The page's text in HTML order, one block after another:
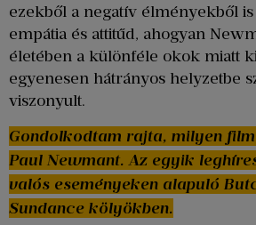
ezekből a negatív élményekből
empátia és attitűd, ahogyan
életében a különféle okok miatt
egyenesen hátrányos helyzetbe
viszonyult.
Gondolkodtam rajta, milyen
Paul Newmant. Az egyik
valós eseményeken alapuló
Sundance kölyökben.